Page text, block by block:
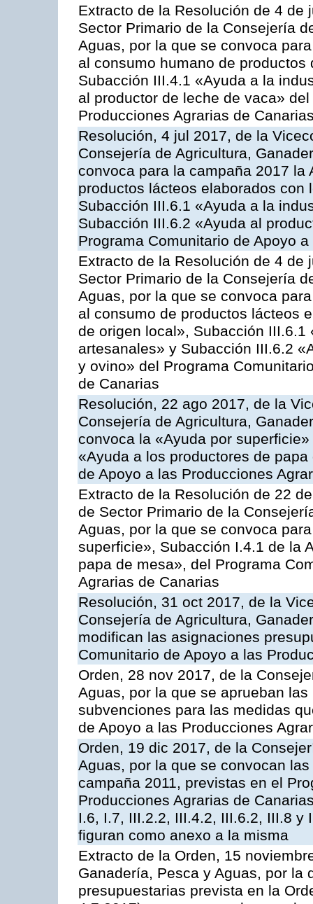
Extracto de la Resolución de 4
Sector Primario de la Consejería
Aguas, por la que se convoca
al consumo humano de
Subacción III.4.1 «Ayuda a la
al productor de leche de vaca»
Producciones Agrarias de
Resolución, 4 jul 2017, de la
Consejería de Agricultura,
convoca para la campaña 2017
productos lácteos elaborados
Subacción III.6.1 «Ayuda a la
Subacción III.6.2 «Ayuda al
Programa Comunitario de Apoyo
Extracto de la Resolución de 4
Sector Primario de la Consejería
Aguas, por la que se convoca
al consumo de productos lácteos
de origen local», Subacción
artesanales» y Subacción III.6.2
y ovino» del Programa
de Canarias
Resolución, 22 ago 2017, de la
Consejería de Agricultura,
convoca la «Ayuda por
«Ayuda a los productores de
de Apoyo a las Producciones
Extracto de la Resolución de 22
de Sector Primario de la
Aguas, por la que se convoca
superficie», Subacción I.4.1 de la
papa de mesa», del Programa
Agrarias de Canarias
Resolución, 31 oct 2017, de la
Consejería de Agricultura,
modifican las asignaciones
Comunitario de Apoyo a las
Orden, 28 nov 2017, de la
Aguas, por la que se aprueban
subvenciones para las medidas
de Apoyo a las Producciones
Orden, 19 dic 2017, de la
Aguas, por la que se convocan
campaña 2011, previstas en el
Producciones Agrarias de
I.6, I.7, III.2.2, III.4.2, III.6.2, III.8 y
figuran como anexo a la misma
Extracto de la Orden, 15
Ganadería, Pesca y Aguas, por la
presupuestarias prevista en la